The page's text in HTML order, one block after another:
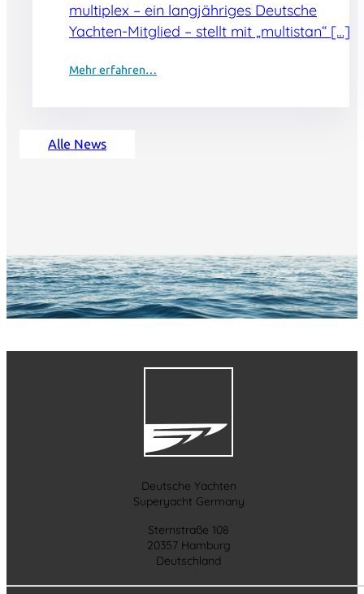
multiplex – ein langjähriges Deutsche
Yachten-Mitglied – stellt mit „multistan“ […]
Mehr erfahren…
Alle News
Deutsche Yachten
Superyacht Germany
Sternstraße 108
20357 Hamburg
Deutschland